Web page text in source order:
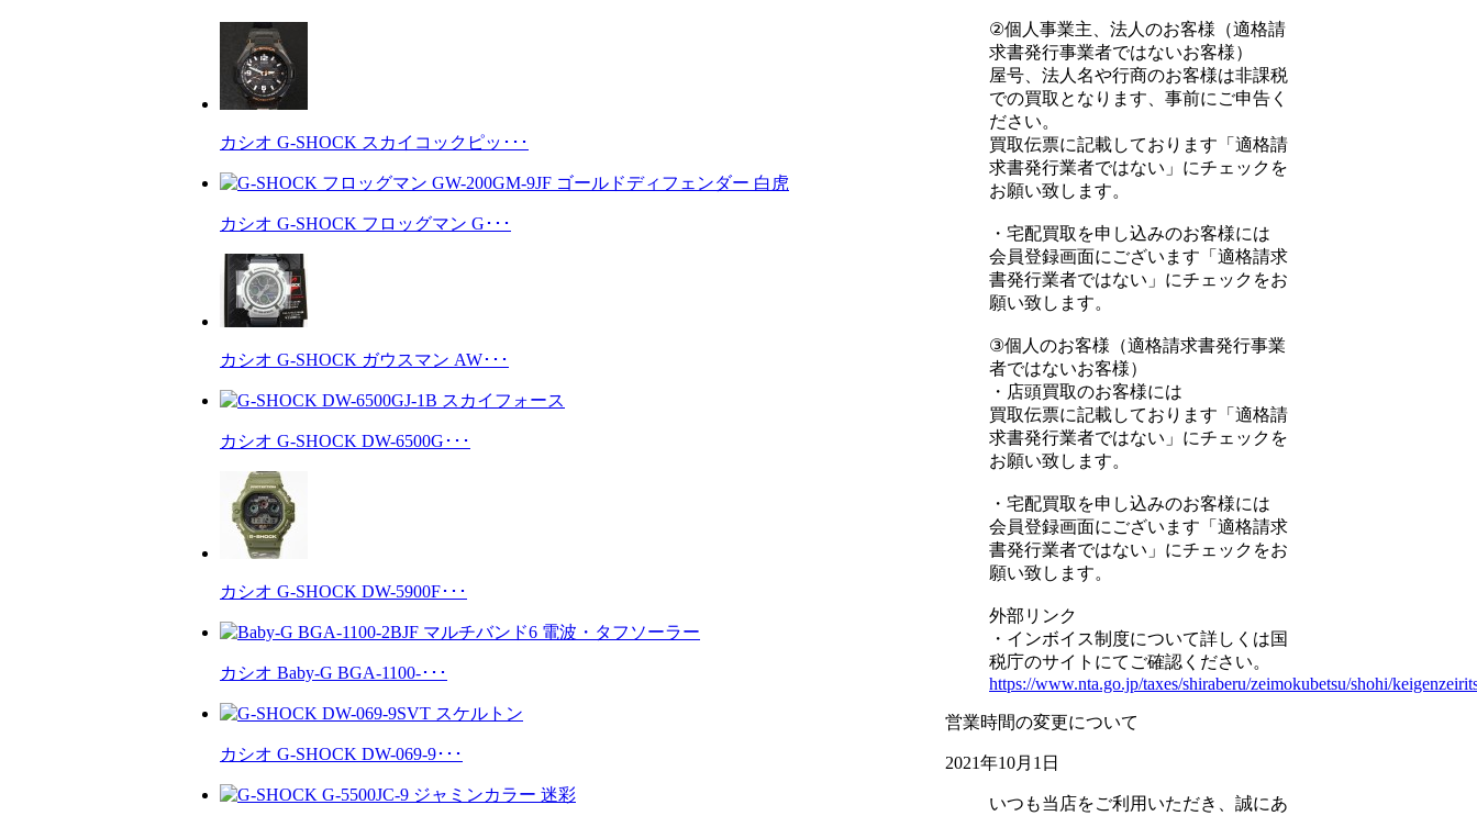
カシオ G-SHOCK スカイコックピッ･･･
カシオ G-SHOCK フロッグマン G･･･
カシオ G-SHOCK ガウスマン AW･･･
カシオ G-SHOCK DW-6500G･･･
カシオ G-SHOCK DW-5900F･･･
カシオ Baby-G BGA-1100-･･･
カシオ G-SHOCK DW-069-9･･･
②個人事業主、法人のお客様（適格請
求書発行事業者ではないお客様）
屋号、法人名や行商のお客様は非課税
での買取となります、事前にご申告く
ださい。
買取伝票に記載しております「適格請
求書発行業者ではない」にチェックを
お願い致します。
・宅配買取を申し込みのお客様には
会員登録画面にございます「適格請求
書発行業者ではない」にチェックをお
願い致します。
③個人のお客様（適格請求書発行事業
者ではないお客様）
・店頭買取のお客様には
買取伝票に記載しております「適格請
求書発行業者ではない」にチェックを
お願い致します。
・宅配買取を申し込みのお客様には
会員登録画面にございます「適格請求
書発行業者ではない」にチェックをお
願い致します。
外部リンク
・インボイス制度について詳しくは国
税庁のサイトにてご確認ください。
https://www.nta.go.jp/taxes/shiraberu/zeimokubetsu/shohi/
営業時間の変更について
2021年10月1日
いつも当店をご利用いただき、誠にあ